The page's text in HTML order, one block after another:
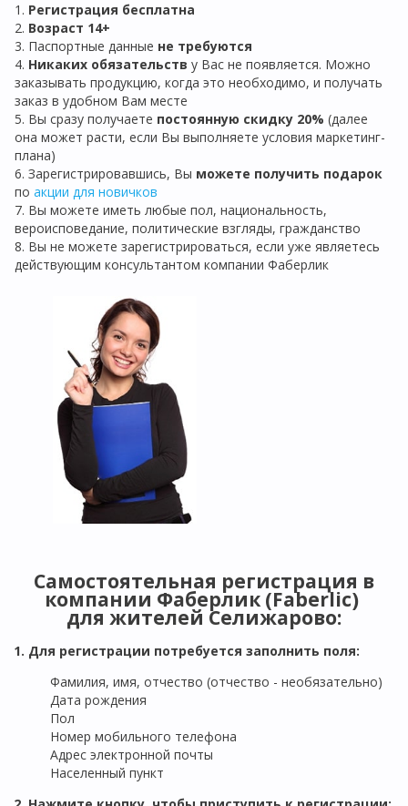
1. Регистрация бесплатна
2. Возраст 14+
3. Паспортные данные не требуются
4. Никаких обязательств у Вас не появляется. Можно
заказывать продукцию, когда это необходимо, и получать
заказ в удобном Вам месте
5. Вы сразу получаете постоянную скидку 20% (далее
она может расти, если Вы выполняете условия маркетинг-
плана)
6. Зарегистрировавшись, Вы можете получить подарок
по акции для новичков
7. Вы можете иметь любые пол, национальность,
вероисповедание, политические взгляды, гражданство
8. Вы не можете зарегистрироваться, если уже являетесь
действующим консультантом компании Фаберлик
Самостоятельная регистрация в
компании Фаберлик (Faberlic)
для жителей Селижарово:
1. Для регистрации потребуется заполнить поля:
Фамилия, имя, отчество (отчество - необязательно)
Дата рождения
Пол
Номер мобильного телефона
Адрес электронной почты
Населенный пункт